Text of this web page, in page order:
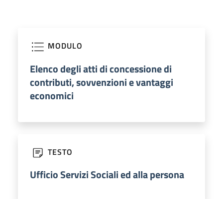
MODULO
Elenco degli atti di concessione di
contributi, sovvenzioni e vantaggi
economici
TESTO
Ufficio Servizi Sociali ed alla persona